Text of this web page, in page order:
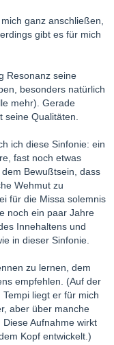
ganz anschließen,
gibt es für mich
Resonanz seine
besonders natürlich
mehr). Gerade
Qualitäten.
ich diese Sinfonie: ein
fast noch etwas
Bewußtsein, dass
Wehmut zu
für die Missa solemnis
noch ein paar Jahre
Innehaltens und
in dieser Sinfonie.
zu lernen, dem
empfehlen. (Auf der
liegt er für mich
aber über manche
Aufnahme wirkt
Kopf entwickelt.)